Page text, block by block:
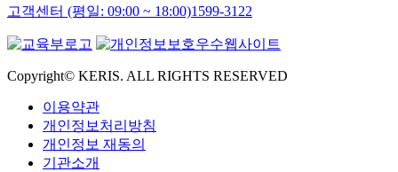
고객센터 (평일: 09:00 ~ 18:00)1599-3122
Copyright© KERIS. ALL RIGHTS RESERVED
이용약관
개인정보처리방침
개인정보 재동의
기관소개